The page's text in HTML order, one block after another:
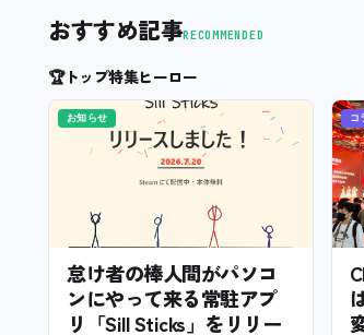
おすすめ記事RECOMMENDED
🏆トップ特集ヒーロー
お知らせ
怠け者の棒人間がパソコ
ンにやって来る常駐アプ
リ「Sill Sticks」をリリー
コ